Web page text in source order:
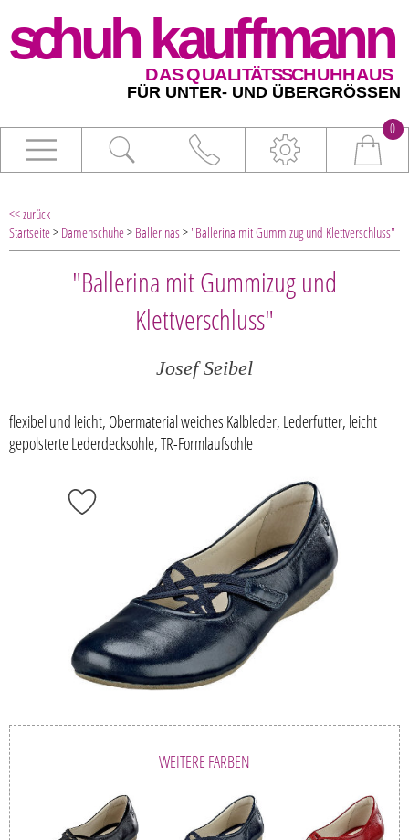
0
<< zurück
Startseite> Damenschuhe> Ballerinas> "Ballerina mit Gummizug und Klettverschluss"
"Ballerina mit Gummizug und
Klettverschluss"
Josef Seibel
flexibel und leicht, Obermaterial weiches Kalbleder, Lederfutter, leicht
gepolsterte Lederdecksohle, TR-Formlaufsohle
WEITERE FARBEN